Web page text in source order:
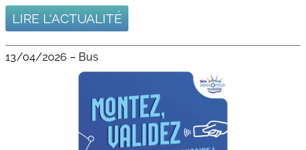
LIRE L'ACTUALITÉ
13/04/2026 – Bus